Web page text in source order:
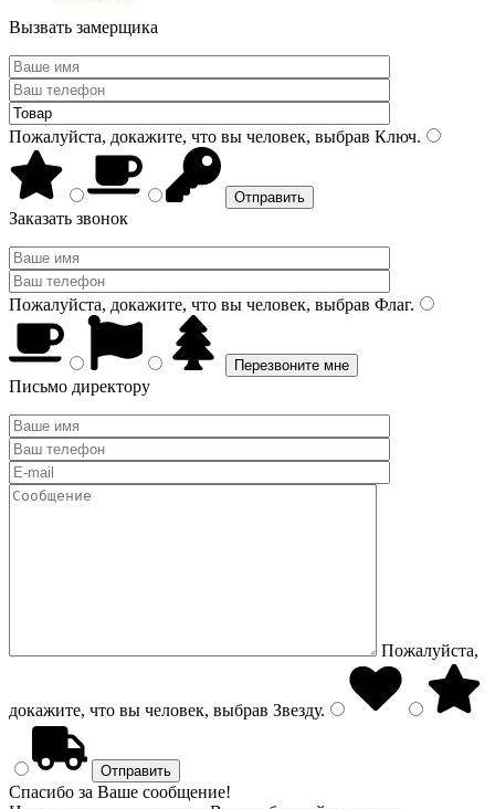
Вызвать замерщика
Пожалуйста, докажите, что вы человек, выбрав Ключ.
Заказать звонок
Пожалуйста, докажите, что вы человек, выбрав Флаг.
Письмо директору
Пожалуйста,
докажите, что вы человек, выбрав Звезду.
Спасибо за Ваше сообщение!